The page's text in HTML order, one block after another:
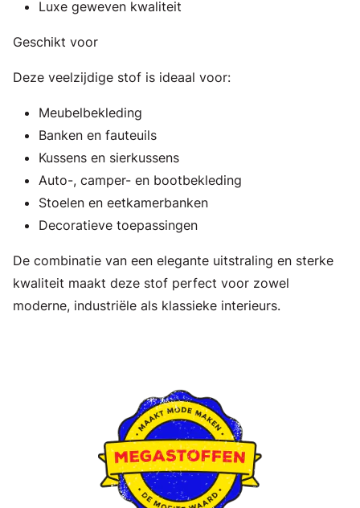
Luxe geweven kwaliteit
Geschikt voor
Deze veelzijdige stof is ideaal voor:
Meubelbekleding
Banken en fauteuils
Kussens en sierkussens
Auto-, camper- en bootbekleding
Stoelen en eetkamerbanken
Decoratieve toepassingen
De combinatie van een elegante uitstraling en sterke
kwaliteit maakt deze stof perfect voor zowel
moderne, industriële als klassieke interieurs.